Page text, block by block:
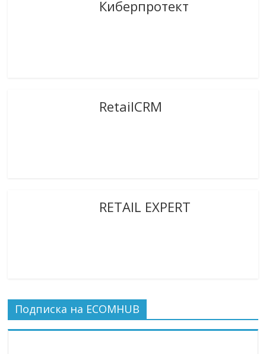
Киберпротект
RetailCRM
RETAIL EXPERT
Подписка на ECOMHUB